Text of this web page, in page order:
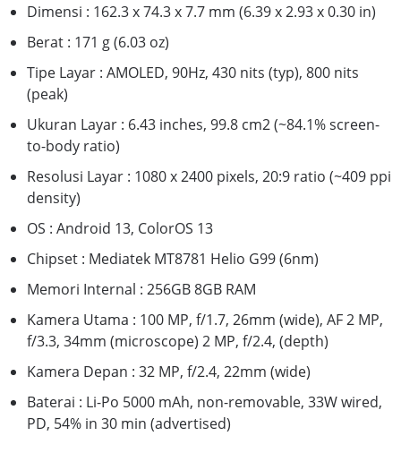
Dimensi : 162.3 x 74.3 x 7.7 mm (6.39 x 2.93 x 0.30 in)
Berat : 171 g (6.03 oz)
Tipe Layar : AMOLED, 90Hz, 430 nits (typ), 800 nits
(peak)
Ukuran Layar : 6.43 inches, 99.8 cm2 (~84.1% screen-
to-body ratio)
Resolusi Layar : 1080 x 2400 pixels, 20:9 ratio (~409 ppi
density)
OS : Android 13, ColorOS 13
Chipset : Mediatek MT8781 Helio G99 (6nm)
Memori Internal : 256GB 8GB RAM
Kamera Utama : 100 MP, f/1.7, 26mm (wide), AF 2 MP,
f/3.3, 34mm (microscope) 2 MP, f/2.4, (depth)
Kamera Depan : 32 MP, f/2.4, 22mm (wide)
Baterai : Li-Po 5000 mAh, non-removable, 33W wired,
PD, 54% in 30 min (advertised)